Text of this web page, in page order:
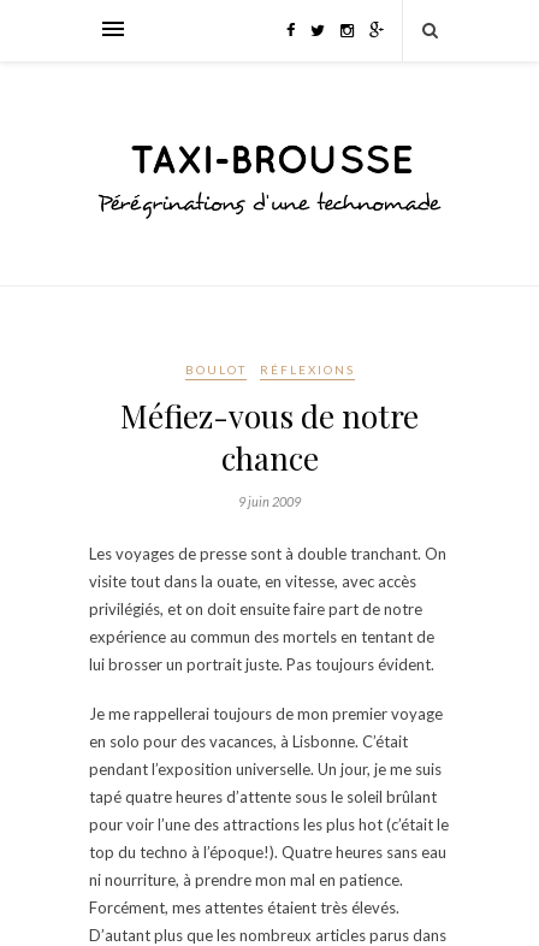
BOULOT RÉFLEXIONS
Méfiez-vous de notre
chance
9 juin 2009
Les voyages de presse sont à double tranchant. On
visite tout dans la ouate, en vitesse, avec accès
privilégiés, et on doit ensuite faire part de notre
expérience au commun des mortels en tentant de
lui brosser un portrait juste. Pas toujours évident.
Je me rappellerai toujours de mon premier voyage
en solo pour des vacances, à Lisbonne. C’était
pendant l’exposition universelle. Un jour, je me suis
tapé quatre heures d’attente sous le soleil brûlant
pour voir l’une des attractions les plus hot (c’était le
top du techno à l’époque!). Quatre heures sans eau
ni nourriture, à prendre mon mal en patience.
Forcément, mes attentes étaient très élevés.
D’autant plus que les nombreux articles parus dans